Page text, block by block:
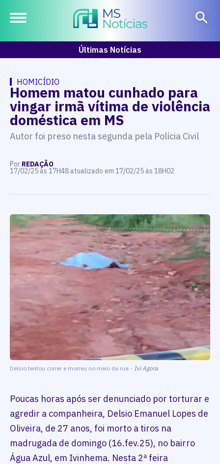
Últimas Notícias
HOMICÍDIO
Homem matou cunhado para
vingar irmã vítima de violência
doméstica em MS
Autor foi preso nesta segunda pela Polícia Civil
Por REDAÇÃO
17/02/25 às 17H48 atualizado em 17/02/25 às 18H02
Delsio tentou correr e morreu no meio da rua - Ivi Agora
Poucas horas após ser denunciado por torturar e
agredir a companheira, Delsio Emanuel Lopes de
Oliveira, de 27 anos, foi morto a tiros na
madrugada de domingo (16.fev.25), no bairro
Água Azul, em Ivinhema. Nesta 2ª feira